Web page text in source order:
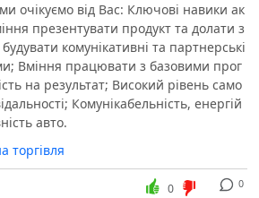
очікуємо від Вас: Ключові навики ак
презентувати продукт та долати з
комунікативні та партнерські
Вміння працювати з базовими прог
на результат; Високий рівень само
Комунікабельність, енергій
авто.
торгівля
0
0